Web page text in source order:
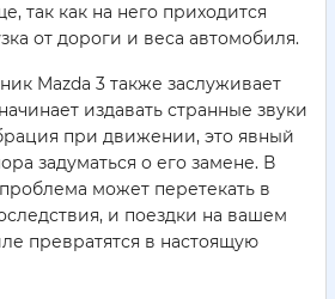
так как на него приходится
от дороги и веса автомобиля.
Mazda 3 также заслуживает
издавать странные звуки
при движении, это явный
задуматься о его замене. В
может перетекать в
и поездки на вашем
превратятся в настоящую